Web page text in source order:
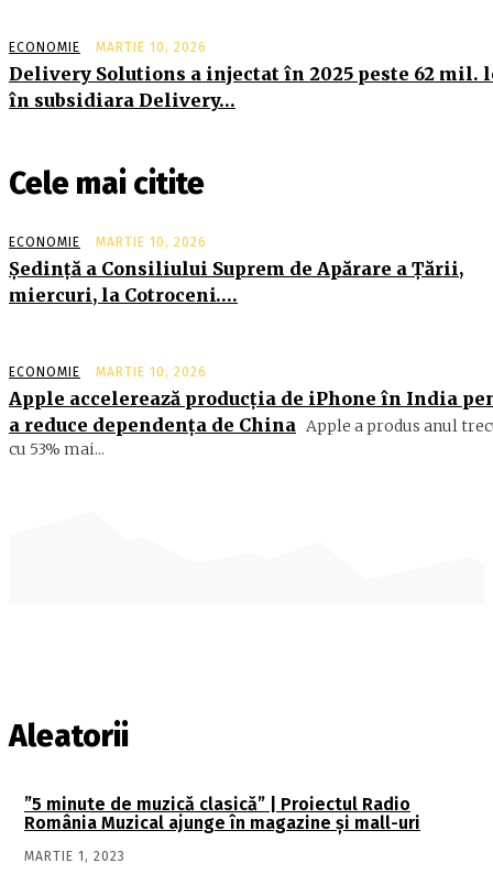
ECONOMIE MARTIE 10, 2026
Delivery Solutions a injectat în 2025 peste 62 mil.
în subsidiara Delivery…
Cele mai citite
ECONOMIE MARTIE 10, 2026
Şedinţă a Consiliului Suprem de Apărare a Ţării,
miercuri, la Cotroceni….
ECONOMIE MARTIE 10, 2026
Apple accelerează producția de iPhone în India
a reduce dependența de China Apple a produs anul
cu 53% mai...
Aleatorii
”5 minute de muzică clasică” | Proiectul Radio
România Muzical ajunge în magazine și mall-uri
MARTIE 1, 2023